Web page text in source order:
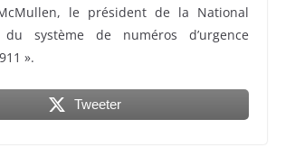
le président de la National
du système de numéros d’urgence
».
Tweeter